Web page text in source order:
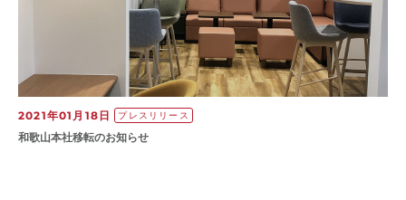
2021年01月18日 プレスリリース
和歌山本社移転のお知らせ